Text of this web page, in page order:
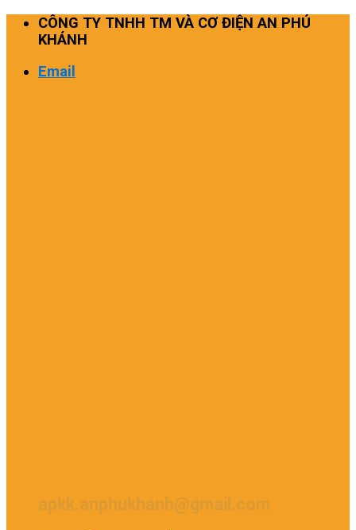
Skip
CÔNG TY TNHH TM VÀ CƠ ĐIỆN AN PHÚ
KHÁNH
Email